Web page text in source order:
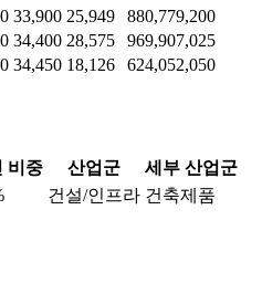
33,900 25,949
880,779,200
34,400 28,575
969,907,025
34,450 18,126 624,052,050
비중 산업군
세부 산업군
건설/인프라 건축제품